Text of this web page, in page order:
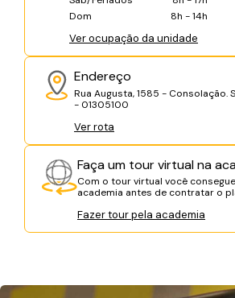
Dom
8h - 14h
Ver ocupação da unidade
Endereço
Rua Augusta, 1585 - Consolação.
- 01305100
Ver rota
Faça um tour virtual na
Com o tour virtual você
academia antes de contratar o
Fazer tour pela academia